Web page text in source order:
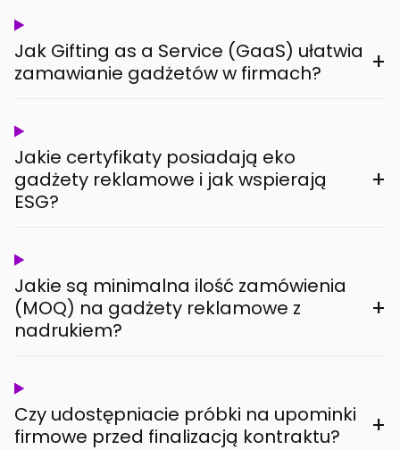
Jak Gifting as a Service (GaaS) ułatwia
zamawianie gadżetów w firmach?
+
Jakie certyfikaty posiadają eko
gadżety reklamowe i jak wspierają
ESG?
+
Jakie są minimalna ilość zamówienia
(MOQ) na gadżety reklamowe z
nadrukiem?
+
Czy udostępniacie próbki na upominki
firmowe przed finalizacją kontraktu?
+